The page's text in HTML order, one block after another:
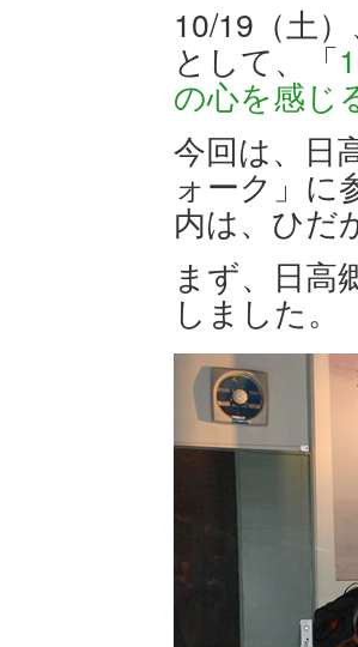
10/19（土
として、「
の心を感
今回は、日
ォーク」に
内は、ひだ
まず、日高
しました。